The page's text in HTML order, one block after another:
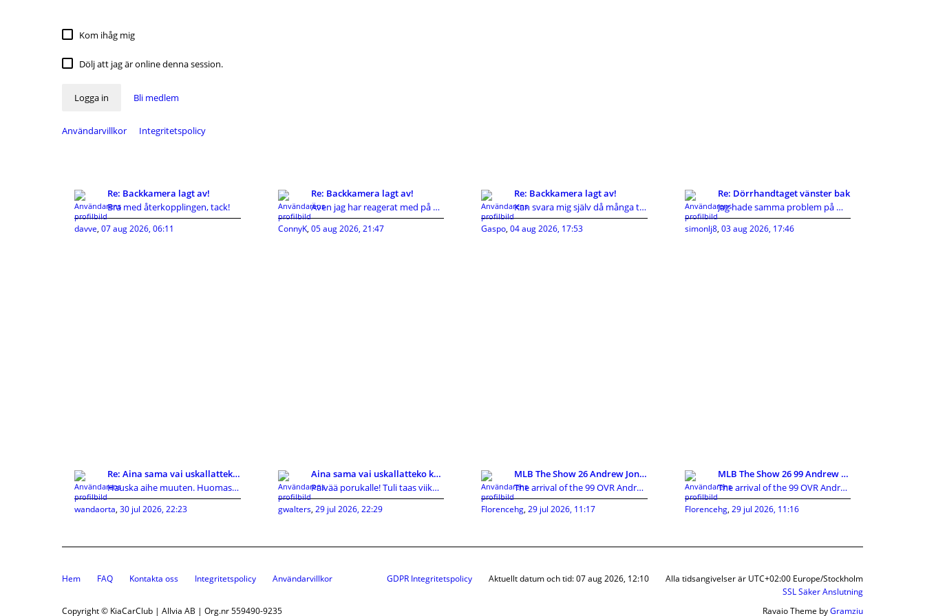
Kom ihåg mig
Dölj att jag är online denna session.
Logga in Bli medlem
Användarvillkor Integritetspolicy
Re: Backkamera lagt av!
Bra med återkopplingen, tack!
davve, 07 aug 2026, 06:11
Re: Backkamera lagt av!
Även jag har reagerat med på KIA's hutlösa reservd
ConnyK, 05 aug 2026, 21:47
Re: Backkamera lagt av!
Kan svara mig själv då många tyvärr inte gör det d
Gaspo, 04 aug 2026, 17:53
Re: Dörrhandtaget vänster bak
Jag hade samma problem på min ceed 2010, vajern in
simonlj8, 03 aug 2026, 17:46
Re: Aina sama vai uskallatteko kokeilla uutta?
Hauska aihe muuten. Huomasin itse joskus tekeväni
wandaorta, 30 jul 2026, 22:23
Aina sama vai uskallatteko kokeilla uutta?
Päivää porukalle! Tuli taas viikonloppuna vastaan
gwalters, 29 jul 2026, 22:29
MLB The Show 26 Andrew Jones 99 OVR Card Guide:Att
The arrival of the 99 OVR Andrew Jones card has cr
Florencehg, 29 jul 2026, 11:17
MLB The Show 26 99 Andrew Jones Breakdown:The Ulti
The arrival of the 99 OVR Andrew Jones card has cr
Florencehg, 29 jul 2026, 11:16
Hem FAQ Kontakta oss Integritetspolicy Användarvillkor Alla tidsangivelser är UTC+02:00 Europe/Stockholm
Aktuellt datum och tid: 07 aug 2026, 12:10
GDPR Integritetspolicy
SSL Säker Anslutning
Copyright © KiaCarClub | Allvia AB | Org.nr 559490-9235
Ravaio Theme byGramziu